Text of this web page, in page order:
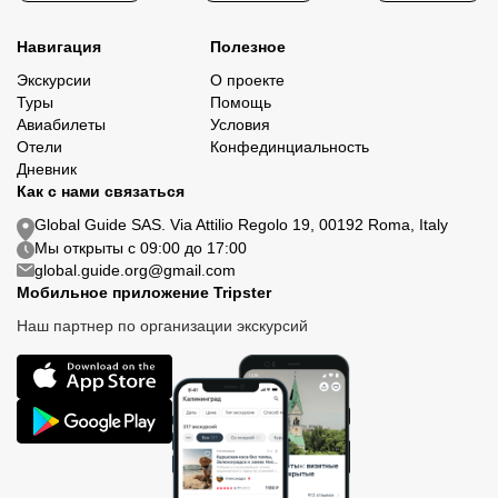
Навигация
Экскурсии
Туры
Авиабилеты
Отели
Дневник
Полезное
О проекте
Помощь
Условия
Конфединциальность
Как с нами связаться
Global Guide SAS. Via Attilio Regolo 19, 00192 Roma, Italy
Мы открыты с 09:00 до 17:00
global.guide.org@gmail.com
Мобильное приложение Tripster
Наш партнер по организации экскурсий